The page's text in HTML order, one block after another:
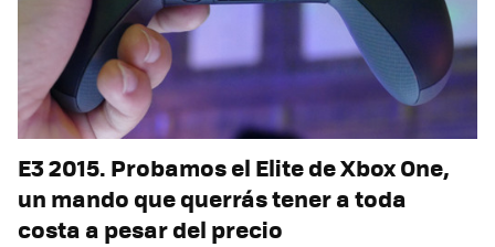
E3 2015. Probamos el Elite de Xbox One,
un mando que querrás tener a toda
costa a pesar del precio